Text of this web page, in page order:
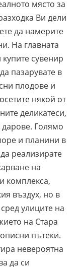
място за
Ви дели
да намерите
На главната
сувенир
пазарувате в
плодове и
някой от
деликатеси,
дарове. Голямо
и планини в
реализирате
на
комплекса,
въздух, но в
улиците на
на Стара
пътеки.
невероятна
да си